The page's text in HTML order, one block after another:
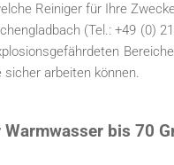
Reiniger für Ihre
(Tel.:+49 (0)
sicher arbeiten können.
bis 70